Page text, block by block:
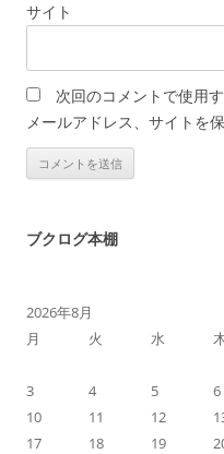
サイト
次回のコメントで使用
メールアドレス、サイトを保
ブクログ本棚
2026年8月
月
火 水
3
4 5 6
10
11 12
17
18 19